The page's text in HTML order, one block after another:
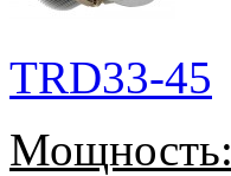
TRD33-45
Мощность: